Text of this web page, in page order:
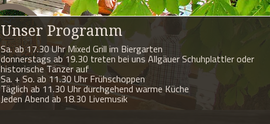
Unser Programm
Sa. ab 17.30 Uhr Mixed Grill im Biergarten
donnerstags ab 19.30 treten bei uns Allgäuer Schuhplattler oder
historische Tänzer auf
Sa. + So. ab 11.30 Uhr Frühschoppen
Täglich ab 11.30 Uhr durchgehend warme Küche
Jeden Abend ab 18.30 Livemusik